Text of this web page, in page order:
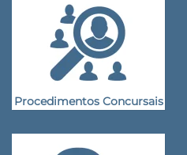
Procedimentos Concursais